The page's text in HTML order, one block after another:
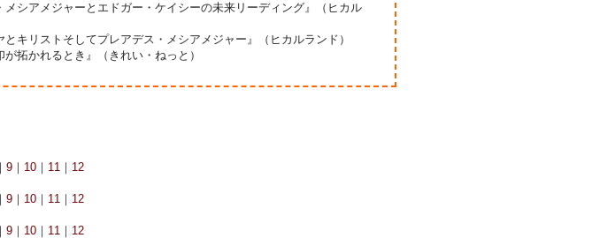
メシアメジャーとエドガー・ケイシーの未来リーディング』（ヒカル
キリストそしてプレアデス・メシアメジャー』（ヒカルランド）
拓かれるとき』（きれい・ねっと）
｜ 9 ｜ 10 ｜ 11 ｜ 12
｜ 9 ｜ 10 ｜ 11 ｜ 12
｜ 9 ｜ 10 ｜ 11 ｜ 12